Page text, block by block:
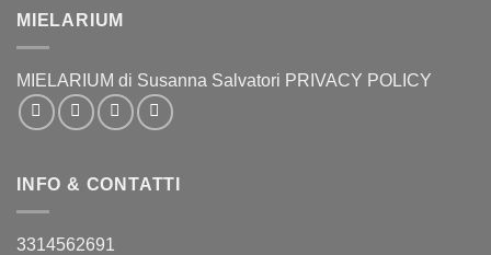
MIELARIUM
MIELARIUM di Susanna Salvatori PRIVACY POLICY
INFO & CONTATTI
3314562691